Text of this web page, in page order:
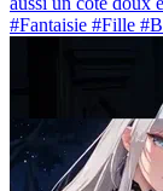
#Fantaisie #Fille